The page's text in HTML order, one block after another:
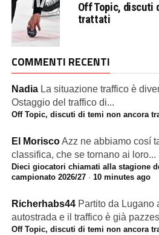
Off Topic, discuti
trattati
COMMENTI RECENTI
Nadia La situazione traffico è
Ostaggio del traffico di...
Off Topic, discuti di temi non ancora
El MoriscoAzz ne abbiamo cosí
classifica, che se tornano ai loro...
Dieci giocatori chiamati alla stagione
campionato 2026/27· 10 minutes ago
Richerhabs44 Partito da Lugano
autostrada e il traffico è già
Off Topic, discuti di temi non ancora